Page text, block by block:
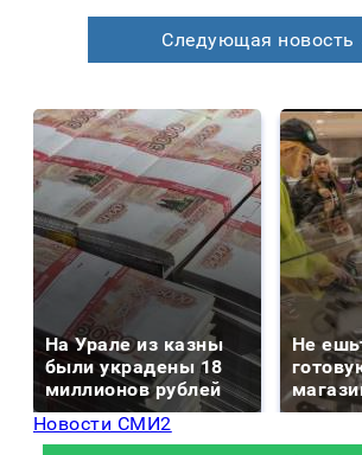
Следующая новость
На Урале из казны
были украдены 18
миллионов рублей
Не
Новости СМИ2